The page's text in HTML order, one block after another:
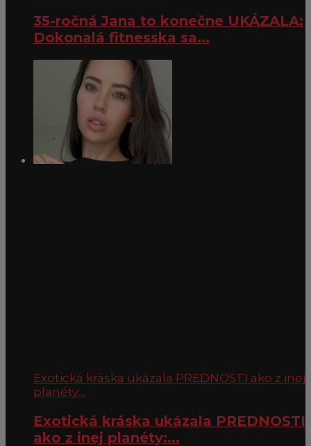
35-ročná Jana to konečne UKÁZALA:
Dokonalá fitnesska sa...
Exotická kráska ukázala PREDNOSTI ako z inej
planéty:...
Exotická kráska ukázala PREDNOSTI
ako z inej planéty:...